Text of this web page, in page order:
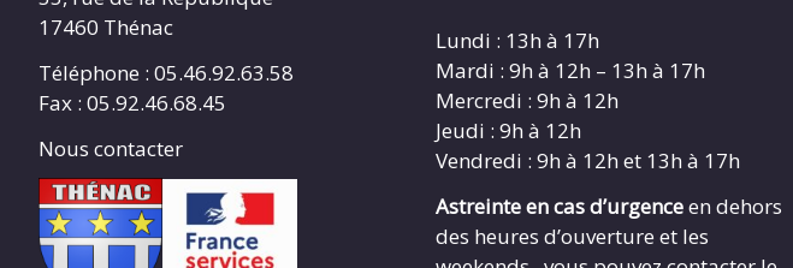
17460 Thénac
Téléphone : 05.46.92.63.58
Fax : 05.92.46.68.45
Nous contacter
Lundi : 13h à 17h
Mardi : 9h à 12h – 13h à 17h
Mercredi : 9h à 12h
Jeudi : 9h à 12h
Vendredi : 9h à 12h et 13h à 17h
Astreinte en cas d’urgenceen dehors
des heures d’ouverture et les